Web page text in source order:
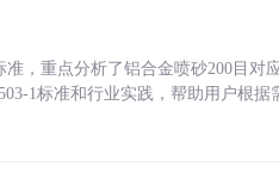
，重点分析了铝合金喷砂200目对
1标准和行业实践，帮助用户根据